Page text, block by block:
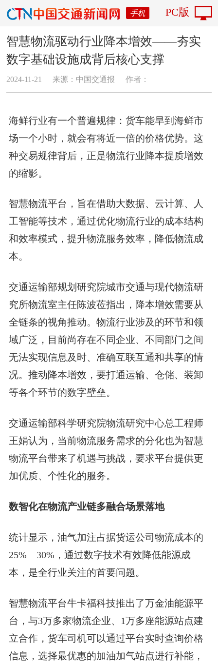
手机 PC版
智慧物流驱动行业降本增效——夯实
数字基础设施成背后核心支撑
2024-11-21 来源：中国交通报 作者：
海鲜行业有一个普遍规律：货车能早到海鲜市
场一个小时，就会有将近一倍的价格优势。这
种交易规律背后，正是物流行业降本提质增效
的缩影。
智慧物流平台，旨在借助大数据、云计算、人
工智能等技术，通过优化物流行业的成本结构
和效率模式，提升物流服务效率，降低物流成
本。
交通运输部规划研究院城市交通与现代物流研
究所物流室主任陈波莅指出，降本增效需要从
全链条的视角推动。物流行业涉及的环节和领
域广泛，目前尚存在不同企业、不同部门之间
无法实现信息及时、准确互联互通和共享的情
况。推动降本增效，要打通运输、仓储、装卸
等各个环节的数字壁垒。
交通运输部科学研究院物流研究中心总工程师
王娟认为，当前物流服务需求的分化也为智慧
物流平台带来了机遇与挑战，要求平台提供更
加优质、个性化的服务。
数智化在物流产业链多融合场景落地
统计显示，油气加注占据货运公司物流成本的
25%—30%，通过数字技术有效降低能源成
本，是全行业关注的首要问题。
智慧物流平台牛卡福科技推出了万金油能源平
台，与3万多家物流企业、1万多座能源站点建
立合作，货车司机可以通过平台实时查询价格
信息，选择最优惠的加油加气站点进行补能，